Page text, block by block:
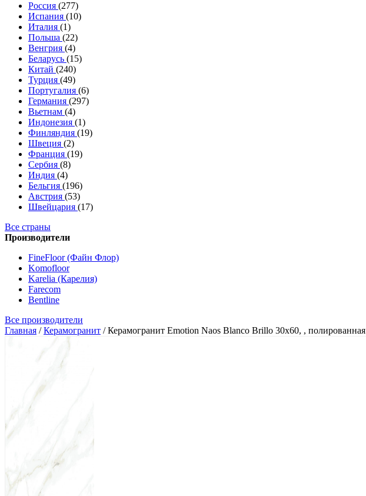
Россия (277)
Испания (10)
Италия (1)
Польша (22)
Венгрия (4)
Беларусь (15)
Китай (240)
Турция (49)
Португалия (6)
Германия (297)
Вьетнам (4)
Индонезия (1)
Финляндия (19)
Швеция (2)
Франция (19)
Сербия (8)
Индия (4)
Бельгия (196)
Австрия (53)
Швейцария (17)
Все страны
Производители
FineFloor (Файн Флор)
Komofloor
Karelia (Карелия)
Farecom
Bentline
Все производители
Главная /Керамогранит /Керамогранит Emotion Naos Blanco Brillo 30x60, , полированная